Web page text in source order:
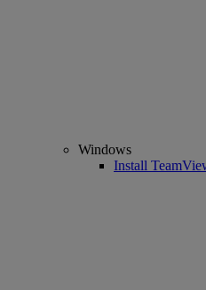
Windows
Install